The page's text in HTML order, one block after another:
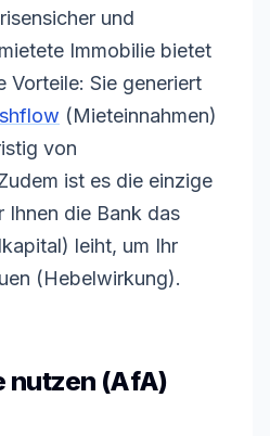
und
Immobilie bietet
Vorteile: Sie generiert
(Mieteinnahmen)
von
ist es die einzige
Ihnen die Bank das
leiht, um Ihr
(Hebelwirkung).
nutzen (AfA)